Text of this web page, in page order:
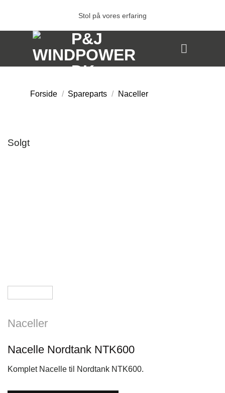
indhold
Stol på vores erfaring
Forside / Spareparts / Naceller
Solgt
Naceller
Nacelle Nordtank NTK600
Komplet Nacelle til Nordtank NTK600.